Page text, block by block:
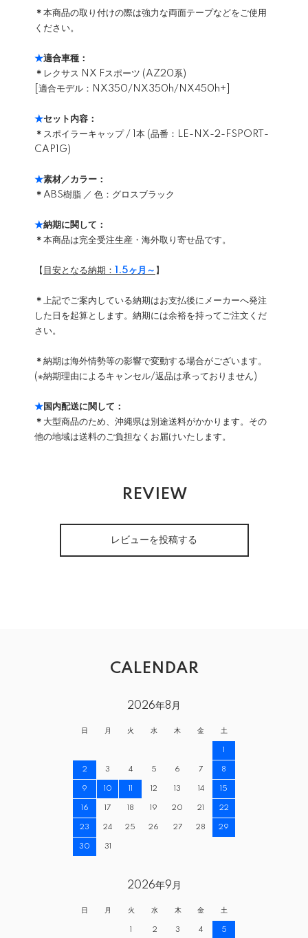
＊ 本商品の取り付けの際は強力な両面テープなどをご使用
ください。
★適合車種：
＊ レクサス NX Fスポーツ (AZ20系)
[適合モデル：NX350/NX350h/NX450h+]
★セット内容：
＊ スポイラーキャップ / 1本 (品番：LE-NX-2-FSPORT-
CAP1G)
★素材／カラー：
＊ ABS樹脂 ／ 色：グロスブラック
★納期に関して：
＊ 本商品は完全受注生産・海外取り寄せ品です。
【 目安となる納期： 1.5ヶ月～ 】
＊ 上記でご案内している納期はお支払後にメーカーへ発注
した日を起算とします。納期には余裕を持ってご注文くだ
さい。
＊ 納期は海外情勢等の影響で変動する場合がございます。
(※納期理由によるキャンセル/返品は承っておりません)
★国内配送に関して：
＊ 大型商品のため、沖縄県は別途送料がかかります。その
他の地域は送料のご負担なくお届けいたします。
REVIEW
レビューを投稿する
CALENDAR
2026年8月
日 月 火 水 木 金 土
1
2 3 4 5 6 7 8
9 10 11 12 13 14 15
16 17 18 19 20 21 22
23 24 25 26 27 28 29
30 31
2026年9月
日 月 火 水 木 金 土
1 2 3 4 5